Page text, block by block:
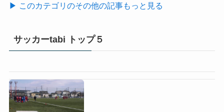
▶ このカテゴリのその他の記事もっと見る
サッカーtabi トップ５